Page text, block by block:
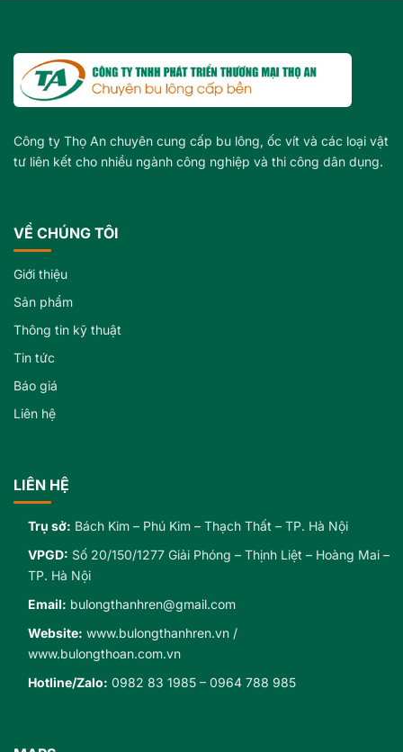
Công ty Thọ An chuyên cung cấp bu lông, ốc vít và các loại vật
tư liên kết cho nhiều ngành công nghiệp và thi công dân dụng.
VỀ CHÚNG TÔI
Giới thiệu
Sản phẩm
Thông tin kỹ thuật
Tin tức
Báo giá
Liên hệ
LIÊN HỆ
Trụ sở: Bách Kim – Phú Kim – Thạch Thất – TP. Hà Nội
VPGD: Số 20/150/1277 Giải Phóng – Thịnh Liệt – Hoàng Mai –
TP. Hà Nội
Email: bulongthanhren@gmail.com
Website: www.bulongthanhren.vn /
www.bulongthoan.com.vn
Hotline/Zalo: 0982 83 1985 – 0964 788 985